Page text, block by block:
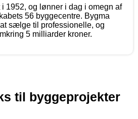
1952, og lønner i dag i omegn af
56 byggecentre. Bygma
sælge til professionelle, og
5 milliarder kroner.
til byggeprojekter